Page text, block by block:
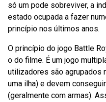
só um pode sobreviver, a
estado ocupada a fazer
princípio nos últimos anos.
O princípio do jogo Battle
o do filme. É um jogo
utilizadores são agrupados
uma ilha) e devem
(geralmente com armas).